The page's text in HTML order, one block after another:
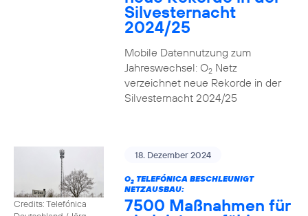
Silvesternacht
2024/25
Mobile Datennutzung zum
Jahreswechsel: O2Netz
verzeichnet neue Rekorde in der
Silvesternacht 2024/25
Credits: Telefónica
18. Dezember 2024
O2TELEFÓNICA BESCHLEUNIGT
NETZAUSBAU:
7500 Maßnahmen für